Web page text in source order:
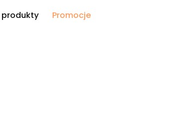
produkty Promocje